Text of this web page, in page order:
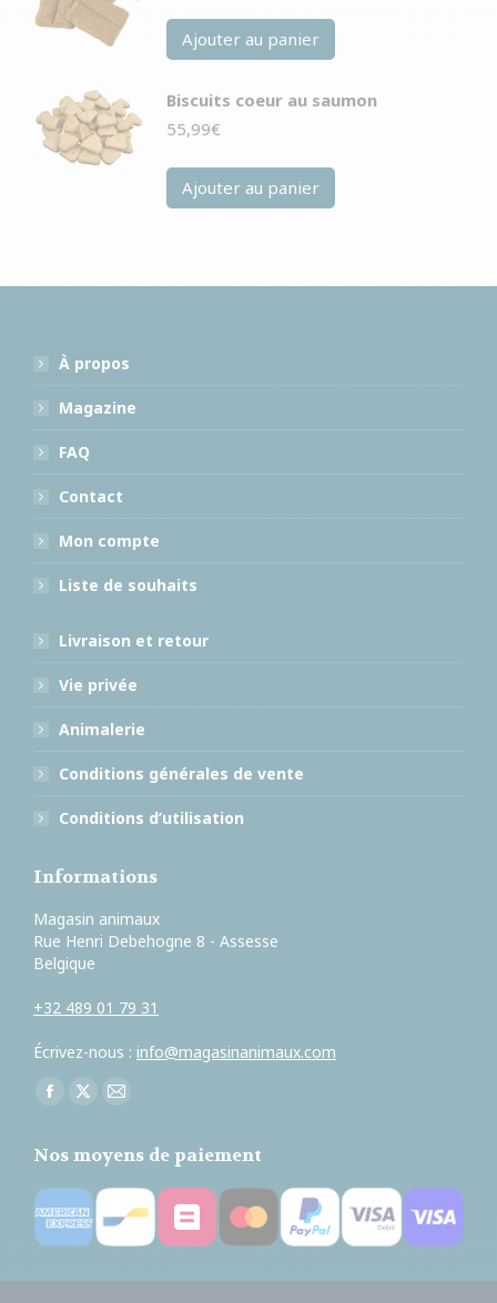
Ajouter au panier
Biscuits coeur au saumon
55,99€
Ajouter au panier
À propos
Magazine
FAQ
Contact
Mon compte
Liste de souhaits
Livraison et retour
Vie privée
Animalerie
Conditions générales de vente
Conditions d’utilisation
Informations
Magasin animaux
Rue Henri Debehogne 8 - Assesse
Belgique
+32 489 01 79 31
Écrivez-nous : info@magasinanimaux.com
Trouvez nous sur :
Facebook
opens
in
new
window
X
opens
in
new
window
E-
page
opens
in
new
Nos moyens de paiement